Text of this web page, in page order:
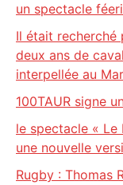
un spectacle
Il était recherché
deux ans de
interpellée au
100TAUR signe
le spectacle « Le
une nouvelle
Rugby : Thomas